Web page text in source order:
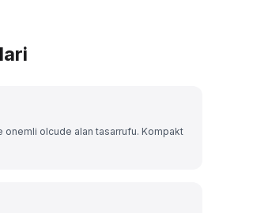
olcude alan tasarrufu. Kompakt